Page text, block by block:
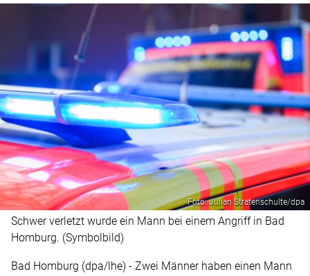
Foto: Julian Stratenschulte/dpa
Schwer verletzt wurde ein Mann bei einem Angriff in Bad
Homburg. (Symbolbild)
Bad Homburg (dpa/lhe) - Zwei Männer haben einen Mann